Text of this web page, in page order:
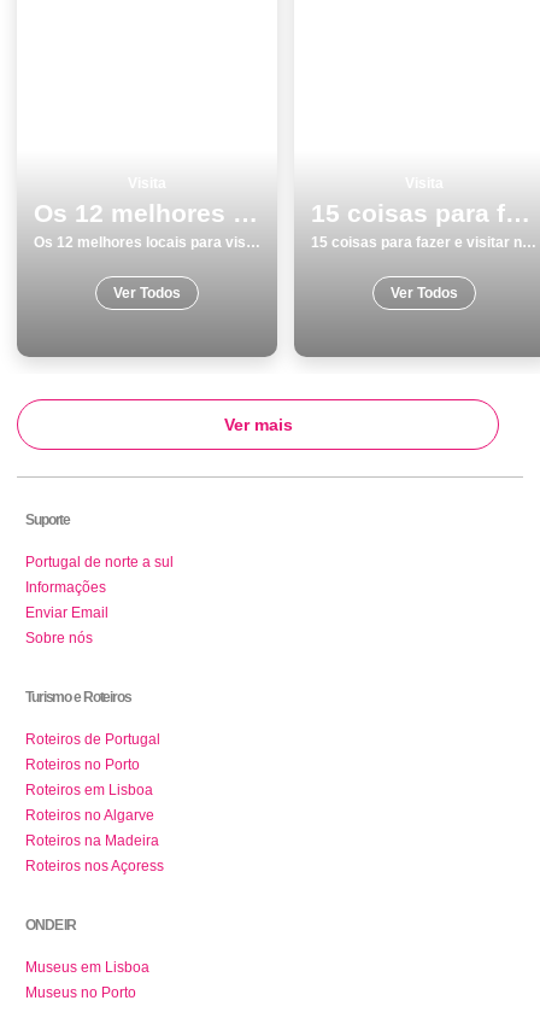
Os 12 melhores locais para visitar em Ãvora
Os 12 melhores locais para visitar em Ãvora
Ver Todos
15 coisas para fazer e visitar no inverno nas Ilhas dos AÃ§ores
15 coisas para fazer e visitar no inverno nas Ilhas dos AÃ§ores
Ver Todos
Ver mais
Suporte
Portugal de norte a sul
Informações
Enviar Email
Sobre nós
Turismo e Roteiros
Roteiros de Portugal
Roteiros no Porto
Roteiros em Lisboa
Roteiros no Algarve
Roteiros na Madeira
Roteiros nos Açoress
ONDE IR
Museus em Lisboa
Museus no Porto